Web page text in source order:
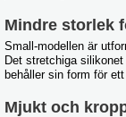
Mindre storlek
Small-modellen är
Det stretchiga
behåller sin form för
Mjukt och